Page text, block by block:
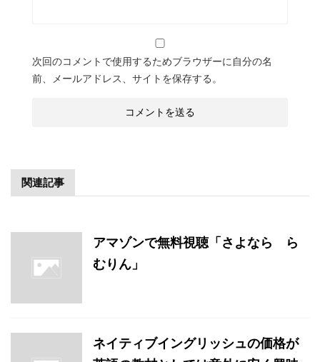
次回のコメントで使用するためブラウザーに自分の名
前、メールアドレス、サイトを保存する。
関連記事
アマゾンで無料視聴「さよなら ら
むりん」
ネイティブイングリッシュの価格が